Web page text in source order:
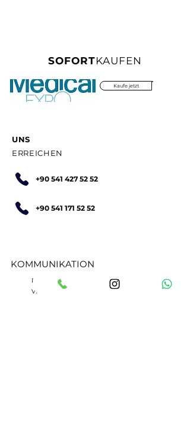
SOFORTKAUFEN
Kaufe jetzt
UNS
ERREICHEN
+90 541 427 52 52
+90 541 171 52 52
KOMMUNIKATION
Pectuslab bir TEDOB PRODÜKSİYON SAĞLIK
VE GIDA SAN. TİC. LTD. ŞTİ. markasıdır.